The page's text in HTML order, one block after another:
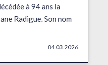
à 94 ans la
Radigue. Son nom
04.03.2026